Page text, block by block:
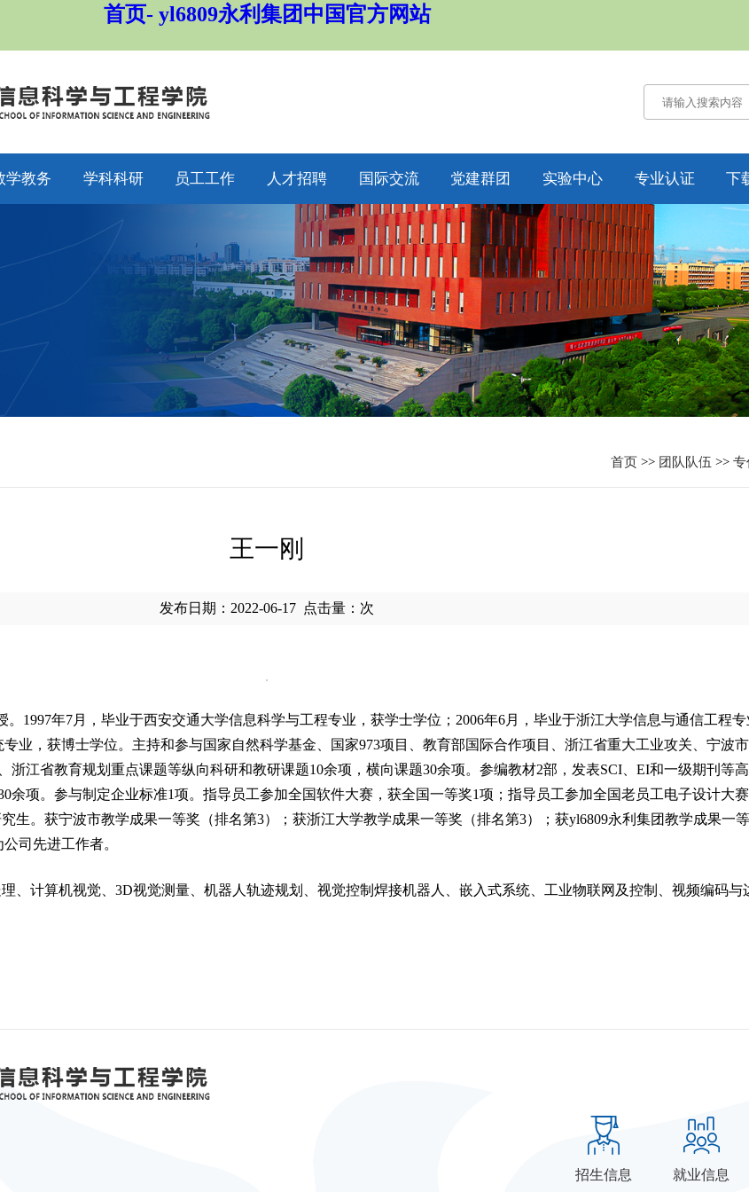
首页- yl6809永利集团中国官方网站
学教务
专业设置
学科科研
通知公告
科研动态
员工工作
学工动态
学科竞赛
人才招聘
招生工作
就业工作
员工工作
国际交流
通知公告
交流动态
合作项目
党建群团
通知公告
党务工作
工会工作
纪委工作
实验中心 专业认证
认证概况
工作动态
培养方案
规章制度
下
资
首页 >> 团队队伍 >> 专
王一刚
发布日期：2022-06-17 点击量： 次
。1997年7月，毕业于西安交通大学信息科学与工程专业，获学士学位；2006年6月，毕业于浙江大学信息与通信工程
业，获博士学位。 主持和参与国家自然科学基金、国家973项目、教育部国际合作项目、浙江省重大工业攻关、宁波
江省教育规划重点课题等纵向科研和教研课题10余项，横向课题30余项。参编教材2部，发表SCI、EI和一级期刊等
余项。参与制定企业标准1项。指导员工参加全国软件大赛，获全国一等奖1项；指导员工参加全国老员工电子设计大
生。 获宁波市教学成果一等奖（排名第3）；获浙江大学教学成果一等奖（排名第3）；获yl6809永利集团教学成果一
司先进工作者。
、计算机视觉、3D视觉测量、机器人轨迹规划、视觉控制焊接机器人、嵌入式系统、工业物联网及控制、视频编码与
招生信息 就业信息